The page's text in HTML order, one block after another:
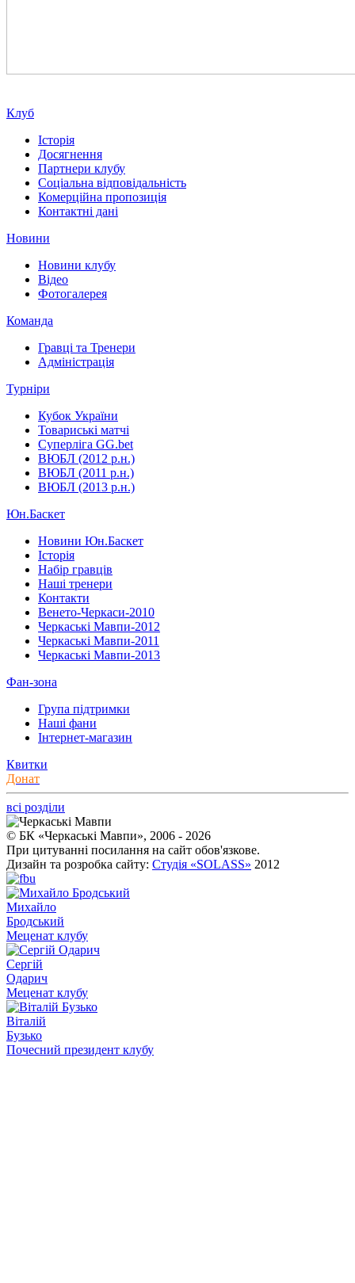
Клуб
Історія
Досягнення
Партнери клубу
Соціальна відповідальність
Комерційна пропозиція
Контактні дані
Новини
Новини клубу
Відео
Фотогалерея
Команда
Гравці та Тренери
Адміністрація
Турніри
Кубок України
Товариські матчі
Суперліга GG.bet
ВЮБЛ (2012 р.н.)
ВЮБЛ (2011 р.н.)
ВЮБЛ (2013 р.н.)
Юн.Баскет
Новини Юн.Баскет
Історія
Набір гравців
Наші тренери
Контакти
Венето-Черкаси-2010
Черкаські Мавпи-2012
Черкаські Мавпи-2011
Черкаські Мавпи-2013
Фан-зона
Група підтримки
Наші фани
Інтернет-магазин
Квитки
Донат
всі розділи
© БК «Черкаські Мавпи», 2006 - 2026
При цитуванні посилання на сайт обов'язкове.
Дизайн та розробка сайту: Студія «SOLASS» 2012
Михайло
Бродський
Меценат клубу
Сергій
Одарич
Меценат клубу
Віталій
Бузько
Почесний президент клубу